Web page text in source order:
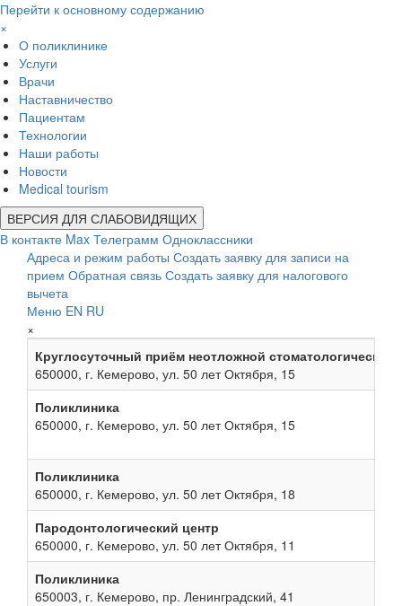
Перейти к основному содержанию
×
О поликлинике
Услуги
Врачи
Наставничество
Пациентам
Технологии
Наши работы
Новости
Medical tourism
ВЕРСИЯ ДЛЯ СЛАБОВИДЯЩИХ
В контакте Max Телеграмм Одноклассники
Адреса и режим работы Создать заявку для записи на
прием Обратная связь Создать заявку для налогового
вычета
Меню EN RU
×
Круглосуточный приём неотложной
650000, г. Кемерово, ул. 50 лет Октября, 15
Поликлиника
650000, г. Кемерово, ул. 50 лет Октября, 15
Поликлиника
650000, г. Кемерово, ул. 50 лет Октября, 18
Пародонтологический центр
650000, г. Кемерово, ул. 50 лет Октября, 11
Поликлиника
650003, г. Кемерово, пр. Ленинградский, 41